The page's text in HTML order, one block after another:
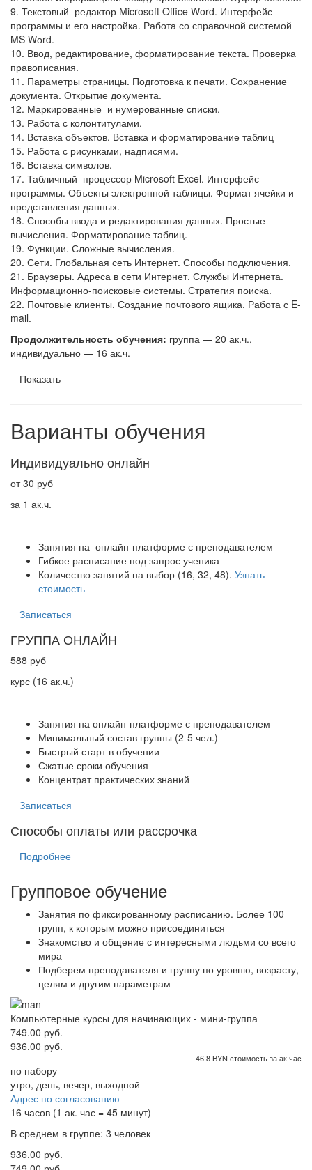
9. Текстовый редактор Microsoft Office Word. Интерфейс
программы и его настройка. Работа со справочной системой
MS Wоrd.
10. Ввод, редактирование, форматирование текста. Проверка
правописания.
11. Параметры страницы. Подготовка к печати. Сохранение
документа. Открытие документа.
12. Маркированные и нумерованные списки.
13. Работа с колонтитулами.
14. Вставка объектов. Вставка и форматирование таблиц
15. Работа с рисунками, надписями.
16. Вставка символов.
17. Табличный процессор Microsoft Excel. Интерфейс
программы. Объекты электронной таблицы. Формат ячейки и
представления данных.
18. Способы ввода и редактирования данных. Простые
вычисления. Форматирование таблиц.
19. Функции. Сложные вычисления.
20. Сети. Глобальная сеть Интернет. Способы подключения.
21. Браузеры. Адреса в сети Интернет. Службы Интернета.
Информационно-поисковые системы. Стратегия поиска.
22. Почтовые клиенты. Создание почтового ящика. Работа с E-
mail.
Продолжительность обучения: группа — 20 ак.ч.,
индивидуально — 16 ак.ч.
Показать
Варианты обучения
Индивидуально онлайн
от 30 руб
за 1 ак.ч.
Занятия на онлайн-платформе с преподавателем
Гибкое расписание под запрос ученика
Количество занятий на выбор (16, 32, 48). Узнать
стоимость
Записаться
ГРУППА ОНЛАЙН
588 руб
курс (16 ак.ч.)
Занятия на онлайн-платформе с преподавателем
Минимальный состав группы (2-5 чел.)
Быстрый старт в обучении
Сжатые сроки обучения
Концентрат практических знаний
Записаться
Способы оплаты или рассрочка
Подробнее
Групповое обучение
Занятия по фиксированному расписанию. Более 100
групп, к которым можно присоединиться
Знакомство и общение с интересными людьми со всего
мира
Подберем преподавателя и группу по уровню, возрасту,
целям и другим параметрам
Компьютерные курсы для начинающих - мини-группа
749.00 руб.
936.00 руб.
46.8 BYN стоимость за ак час
по набору
утро, день, вечер, выходной
Адрес по согласованию
16 часов (1 ак. час = 45 минут)
В среднем в группе: 3 человек
936.00 руб.